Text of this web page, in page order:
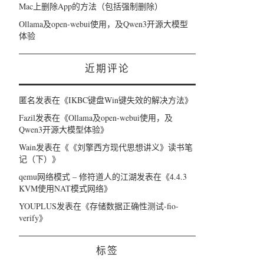
Mac上删除App的方法（包括强制删除）
Ollama及open-webui使用，及Qwen3开源大模型
体验
近期评论
匿名发表在《IKBC键盘Win键失效的解决方法》
Fazil发表在《Ollama及open-webui使用，及
Qwen3开源大模型体验》
Wain发表在《《刘擎西方现代思想讲义》读书笔
记（下） 》
qemu网络模式 – 修符道人的江湖发表在《4.4.3
KVM使用NAT模式网络》
YOUPLUS发表在《存储数据正确性测试-fio-
verify》
标签